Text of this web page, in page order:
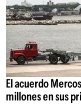
El acuerdo
millones en sus